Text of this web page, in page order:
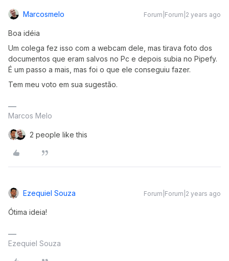
Marcosmelo Forum|Forum|2 years ago
Boa idéia
Um colega fez isso com a webcam dele, mas tirava foto dos
documentos que eram salvos no Pc e depois subia no Pipefy.
É um passo a mais, mas foi o que ele conseguiu fazer.
Tem meu voto em sua sugestão.
Marcos Melo
2 people like this
Ezequiel Souza Forum|Forum|2 years ago
Ótima ideia!
Ezequiel Souza